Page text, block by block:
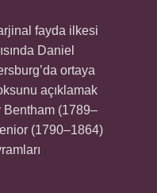
fayda ilkesi
Daniel
ortaya
açıklamak
Bentham (1789–
(1790–1864)